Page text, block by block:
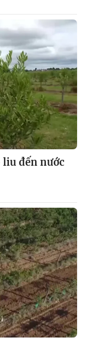
liu đến nước